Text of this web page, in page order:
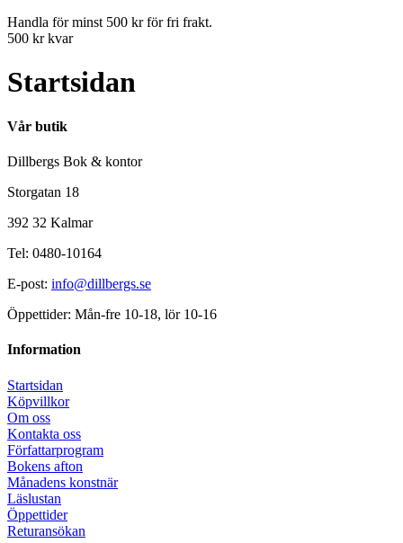
Handla för minst 500 kr för fri frakt.
500 kr kvar
Startsidan
Vår butik
Dillbergs Bok & kontor
Storgatan 18
392 32 Kalmar
Tel: 0480-10164
E-post: info@dillbergs.se
Öppettider: Mån-fre 10-18, lör 10-16
Information
Startsidan
Köpvillkor
Om oss
Kontakta oss
Författarprogram
Bokens afton
Månadens konstnär
Läslustan
Öppettider
Returansökan